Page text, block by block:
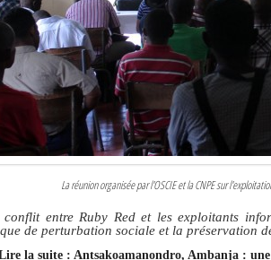
La réunion organisée par l'OSCIE et la CNPE sur
conflit entre Ruby Red et les exploitants
de perturbation sociale et la préservation
la suite : Antsakoamanondro, Ambanja :